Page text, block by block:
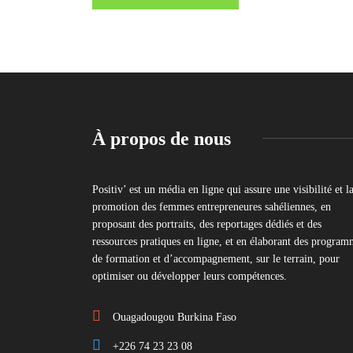
À propos de nous
Positiv’ est un média en ligne qui assure une visibilité et la
promotion des femmes entrepreneures sahéliennes, en
proposant des portraits, des reportages dédiés et des
ressources pratiques en ligne, et en élaborant des
de formation et d’accompagnement, sur le terrain, pour
optimiser ou développer leurs compétences.
Ouagadougou Burkina Faso
+226 74 23 23 08